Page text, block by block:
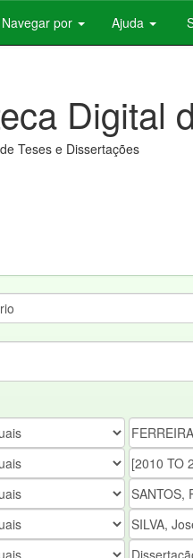
Navegar por Ajuda
Digital
Teses e Dissertações